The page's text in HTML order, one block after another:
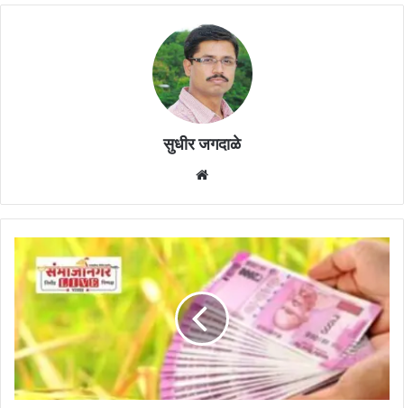
सुधीर जगदाळे
गावात
पतसंस्था
करणार,
पतसंस्थेच्या
उभारणीसाठी
आता
नवीन